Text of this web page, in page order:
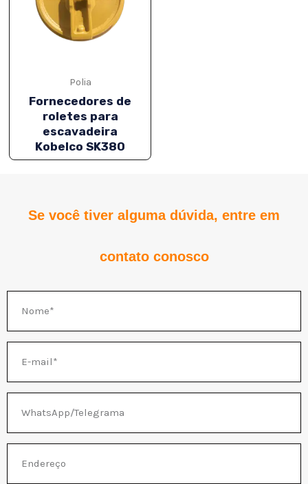
Polia
Fornecedores de
roletes para
escavadeira
Kobelco SK380
Se você tiver alguma dúvida, entre em
contato conosco